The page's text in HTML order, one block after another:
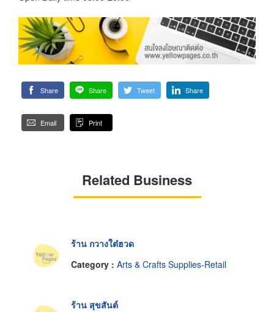
Share Share Tweet Share
Email Print
Related Business
ร้าน กวางใต๋ฮวด
Category : Arts & Crafts Supplies-Retail
ร้าน สุขสันต์